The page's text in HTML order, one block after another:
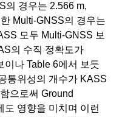
의 경우는 2.566 m,
Multi-GNSS의 경우는
모두 Multi-GNSS 보
의 수직 정확도가
이나 Table 6에서 보듯
통위성의 개수가 KASS
으로써 Ground
도 영향을 미치며 이런